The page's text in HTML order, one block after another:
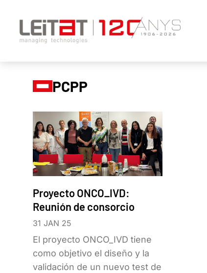
PCPP
Proyecto ONCO_IVD:
Reunión de consorcio
31 JAN 25
El proyecto ONCO_IVD tiene
como objetivo el diseño y la
validación de un nuevo test de